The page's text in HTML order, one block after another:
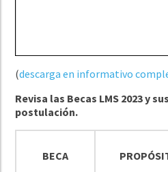
(descarga en informativo
Revisa las Becas LMS 2023 y
postulación.
BECA